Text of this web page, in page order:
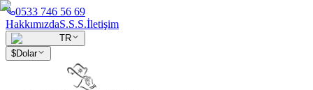
0533 746 56 69
HakkımızdaS.S.S.İletişim
TR
$Dolar